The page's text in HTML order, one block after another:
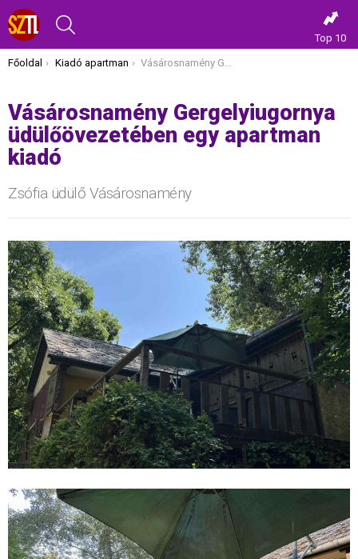
Top 10
Itt vagy most:
Főoldal Kiadó apartman Vásárosnamény Gergelyiugornya üdülőövezetében egy apartman kiadó
Vásárosnamény Gergelyiugornya
üdülőövezetében egy apartman
kiadó
Zsófia üdülő Vásárosnamény